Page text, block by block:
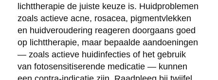
lichttherapie de juiste keuze is. Huidproblemen
zoals actieve acne, rosacea, pigmentvlekken
en huidveroudering reageren doorgaans goed
op lichttherapie, maar bepaalde aandoeningen
— zoals actieve huidinfecties of het gebruik
van fotosensitiserende medicatie — kunnen